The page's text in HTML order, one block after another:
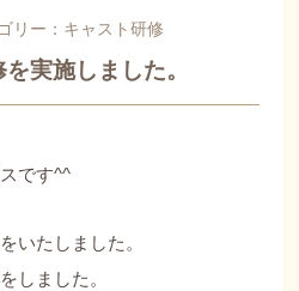
リー： キャスト研修
実施しました。
です^^
いたしました。
しました。